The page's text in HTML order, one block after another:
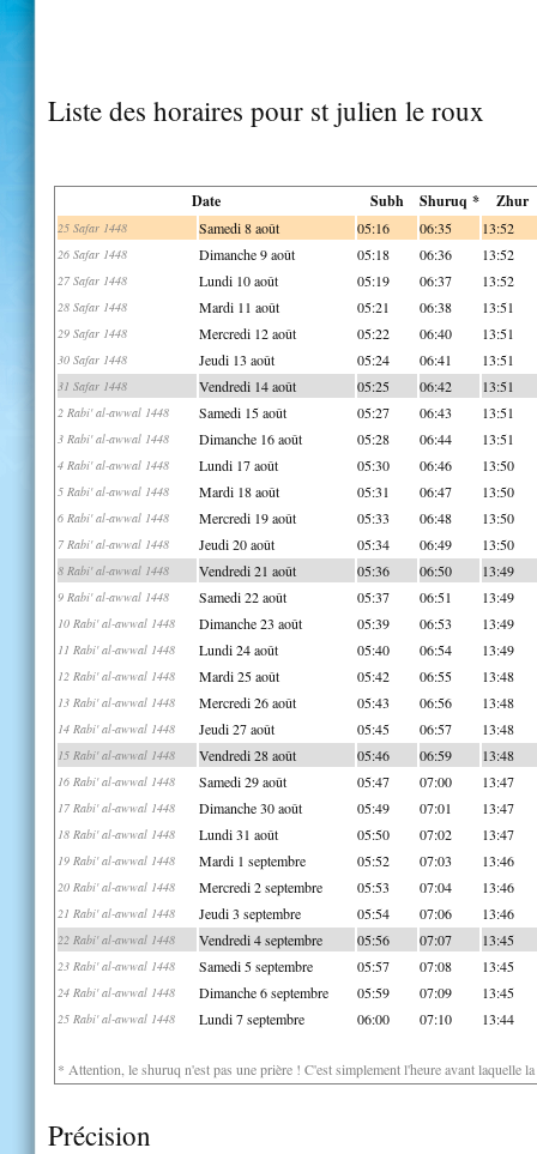
Liste des horaires pour st julien le roux
Date Subh Shuruq * Zhur
25 Safar 1448 Samedi 8 août 05:16 06:35 13:52
26 Safar 1448 Dimanche 9 août 05:18 06:36 13:52
27 Safar 1448 Lundi 10 août 05:19 06:37 13:52
28 Safar 1448 Mardi 11 août 05:21 06:38 13:51
29 Safar 1448 Mercredi 12 août 05:22 06:40 13:51
30 Safar 1448 Jeudi 13 août 05:24 06:41 13:51
31 Safar 1448 Vendredi 14 août 05:25 06:42 13:51
2 Rabi' al-awwal 1448 Samedi 15 août 05:27 06:43 13:51
3 Rabi' al-awwal 1448 Dimanche 16 août 05:28 06:44 13:51
4 Rabi' al-awwal 1448 Lundi 17 août 05:30 06:46 13:50
5 Rabi' al-awwal 1448 Mardi 18 août 05:31 06:47 13:50
6 Rabi' al-awwal 1448 Mercredi 19 août 05:33 06:48 13:50
7 Rabi' al-awwal 1448 Jeudi 20 août 05:34 06:49 13:50
8 Rabi' al-awwal 1448 Vendredi 21 août 05:36 06:50 13:49
9 Rabi' al-awwal 1448 Samedi 22 août 05:37 06:51 13:49
10 Rabi' al-awwal 1448 Dimanche 23 août 05:39 06:53 13:49
11 Rabi' al-awwal 1448 Lundi 24 août 05:40 06:54 13:49
12 Rabi' al-awwal 1448 Mardi 25 août 05:42 06:55 13:48
13 Rabi' al-awwal 1448 Mercredi 26 août 05:43 06:56 13:48
14 Rabi' al-awwal 1448 Jeudi 27 août 05:45 06:57 13:48
15 Rabi' al-awwal 1448 Vendredi 28 août 05:46 06:59 13:48
16 Rabi' al-awwal 1448 Samedi 29 août 05:47 07:00 13:47
17 Rabi' al-awwal 1448 Dimanche 30 août 05:49 07:01 13:47
18 Rabi' al-awwal 1448 Lundi 31 août 05:50 07:02 13:47
19 Rabi' al-awwal 1448 Mardi 1 septembre 05:52 07:03 13:46
20 Rabi' al-awwal 1448 Mercredi 2 septembre 05:53 07:04 13:46
21 Rabi' al-awwal 1448 Jeudi 3 septembre 05:54 07:06 13:46
22 Rabi' al-awwal 1448 Vendredi 4 septembre 05:56 07:07 13:45
23 Rabi' al-awwal 1448 Samedi 5 septembre 05:57 07:08 13:45
24 Rabi' al-awwal 1448 Dimanche 6 septembre 05:59 07:09 13:45
25 Rabi' al-awwal 1448 Lundi 7 septembre 06:00 07:10 13:44
* Attention, le shuruq n'est pas une prière ! C'est simplement l'heure avant laquelle
Précision